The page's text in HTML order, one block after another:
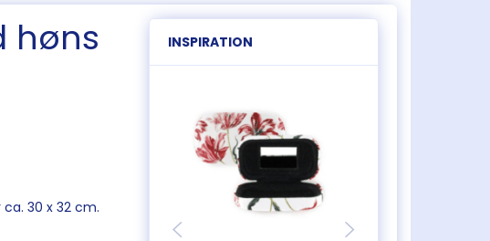
høns
30 x 32 cm.
INSPIRATION